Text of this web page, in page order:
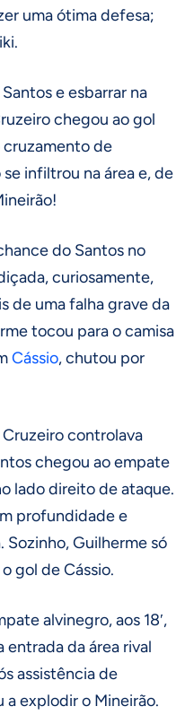
uma ótima defesa;
e esbarrar na
chegou ao gol
cruzamento de
infiltrou na área e, de
do Santos no
curiosamente,
de uma falha grave da
tocou para o camisa
Cássio, chutou por
controlava
chegou ao empate
lado direito de ataque.
profundidade e
Sozinho, Guilherme só
gol de Cássio.
alvinegro, aos 18′,
entrada da área rival
assistência de
a explodir o Mineirão.